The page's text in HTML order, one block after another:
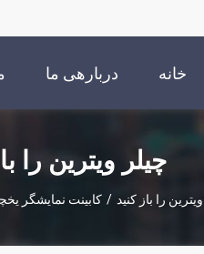
خانه دربارهی ما
چیلر ویترین را
را باز کنید / کابینت نمایشگر یخچال دار باز 915 * 820 * 1930